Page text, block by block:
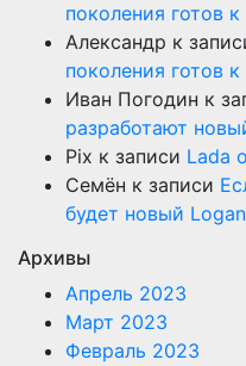
поколения готов
Александр к
поколения готов
Иван Погодин к
разработают
Pix к записи Lada
Семён к записи
будет новый
Архивы
Апрель 2023
Март 2023
Февраль 2023